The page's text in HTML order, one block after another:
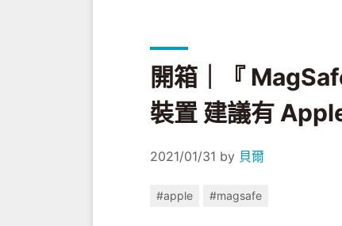
開箱｜『
裝置 建議有
2021/01/31 by 貝爾
#apple #magsafe